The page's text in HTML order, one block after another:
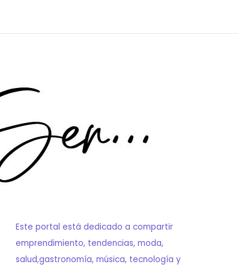
Este portal está dedicado a compartir
emprendimiento, tendencias, moda,
salud,gastronomía, música, tecnología y